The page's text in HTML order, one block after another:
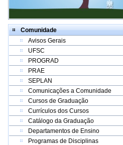
Comunidade
Avisos Gerais
UFSC
PROGRAD
PRAE
SEPLAN
Comunicações a Comunidade
Cursos de Graduação
Currículos dos Cursos
Catálogo da Graduação
Departamentos de Ensino
Programas de Disciplinas